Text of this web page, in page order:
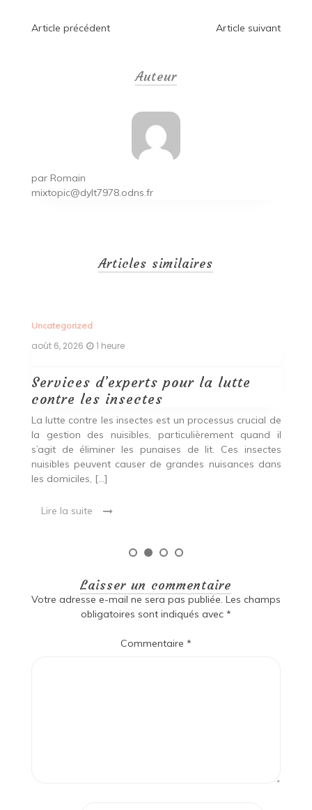
Navigation
Article précédent Article suivant
Auteur
par Romain
mixtopic@dylt7978.odns.fr
Articles similaires
Uncategorized
août 6, 2026 1 heure
Services d’experts pour la lutte
contre les insectes
La lutte contre les insectes est un processus crucial de
la gestion des nuisibles, particulièrement quand il
s’agit de éliminer les punaises de lit. Ces insectes
nuisibles peuvent causer de grandes nuisances dans
les domiciles, […]
Lire la suite
Laisser un commentaire
Votre adresse e-mail ne sera pas publiée. Les champs
obligatoires sont indiqués avec *
Commentaire *